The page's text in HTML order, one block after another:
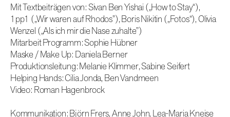
Mit Textbeiträgen von: Sivan Ben Yishai („How to Stay“),
1pp1 („Wir waren auf Rhodos”), Boris Nikitin („Fotos“), Olivia
Wenzel („Als ich mir die Nase zuhalte”)
Mitarbeit Programm: Sophie Hübner
Maske / Make Up: Daniela Berner
Produktionsleitung: Melanie Klimmer, Sabine Seifert
Helping Hands: Cilia Jonda, Ben Vandmeen
Video: Roman Hagenbrock
Kommunikation: Björn Frers, Anne John, Lea-Maria Kneise